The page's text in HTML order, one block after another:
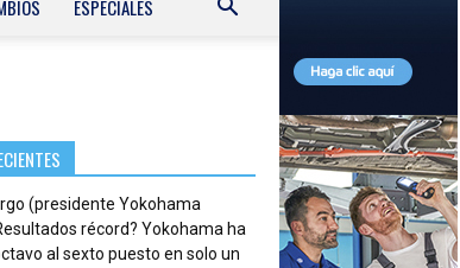
ESPECIALES
(presidente Yokohama
récord? Yokohama ha
al sexto puesto en solo un